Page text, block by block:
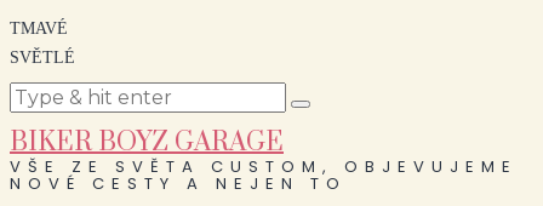
TMAVÉ
SVĚTLÉ
BIKER BOYZ GARAGE
VŠE ZE SVĚTA CUSTOM, OBJEVUJEME
NOVÉ CESTY A NEJEN TO